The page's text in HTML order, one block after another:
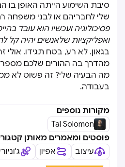
סיבת השימוע הייתה האופן בו
שלי לחבריהם או לבני משפחה
פסיכולוגיה ועכשיו הוא עובד
ואפליקציות שלאנשים יהיה קל
בגאון. לא רע, בטח תגידו. אולי
מהדרך בה ההורים שלכם
מה הבעיה שלי? זה פשוט לא
בעבודה.
מקורות נוספים
Tal Solomon
פוסטים ומאמרים מאותן
עיצוב
אפיון